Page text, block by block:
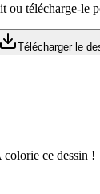
ou télécharge-le
Télécharger le
ce dessin !